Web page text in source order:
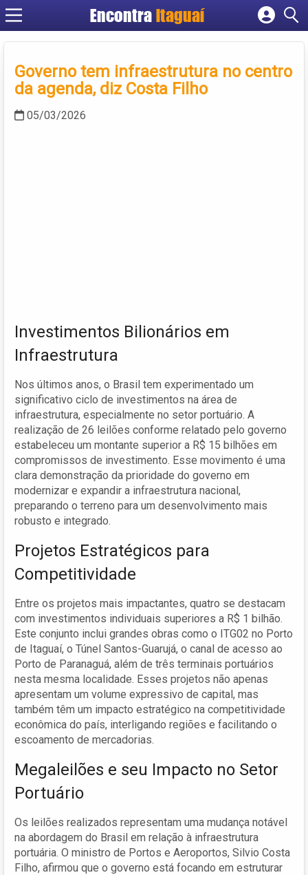
EncontraItaguaí
Cadastrar empresa
Criar conta
Governo tem infraestrutura no centro
da agenda, diz Costa Filho
05/03/2026
Investimentos Bilionários em
Infraestrutura
Nos últimos anos, o Brasil tem experimentado um
significativo ciclo de investimentos na área de
infraestrutura, especialmente no setor portuário. A
realização de 26 leilões conforme relatado pelo governo
estabeleceu um montante superior a R$ 15 bilhões em
compromissos de investimento. Esse movimento é uma
clara demonstração da prioridade do governo em
modernizar e expandir a infraestrutura nacional,
preparando o terreno para um desenvolvimento mais
robusto e integrado.
Projetos Estratégicos para
Competitividade
Entre os projetos mais impactantes, quatro se destacam
com investimentos individuais superiores a R$ 1 bilhão.
Este conjunto inclui grandes obras como o ITG02 no Porto
de Itaguaí, o Túnel Santos-Guarujá, o canal de acesso ao
Porto de Paranaguá, além de três terminais portuários
nesta mesma localidade. Esses projetos não apenas
apresentam um volume expressivo de capital, mas
também têm um impacto estratégico na competitividade
econômica do país, interligando regiões e facilitando o
escoamento de mercadorias.
Megaleilões e seu Impacto no Setor
Portuário
Os leilões realizados representam uma mudança notável
na abordagem do Brasil em relação à infraestrutura
portuária. O ministro de Portos e Aeroportos, Silvio Costa
Filho, afirmou que o governo está focando em estruturar